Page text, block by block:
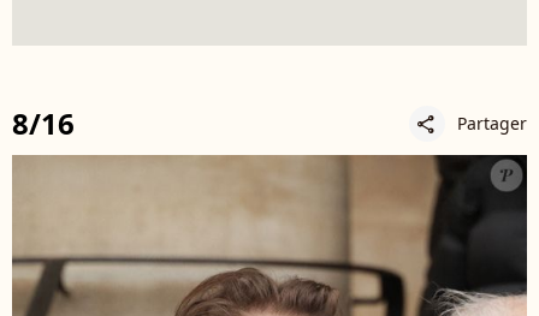
8/16 share Partager